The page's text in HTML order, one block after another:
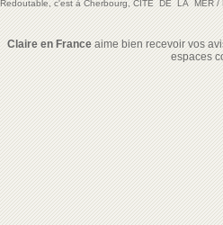
Redoutable, c'est à Cherbourg, CITE DE LA MER/
Claire en Franceaime bien recevoir vos
espaces